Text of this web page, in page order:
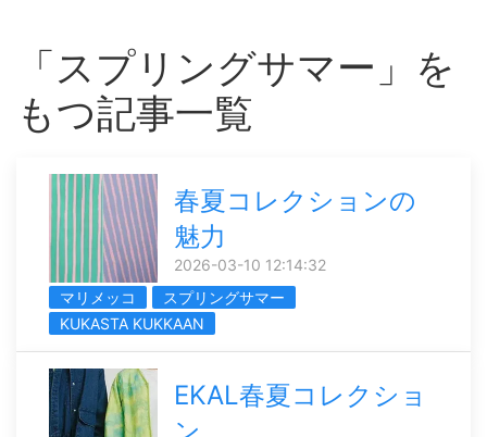
「スプリングサマー」を
もつ記事一覧
春夏コレクションの
魅力
2026-03-10 12:14:32
マリメッコ
スプリングサマー
KUKASTA KUKKAAN
EKAL春夏コレクショ